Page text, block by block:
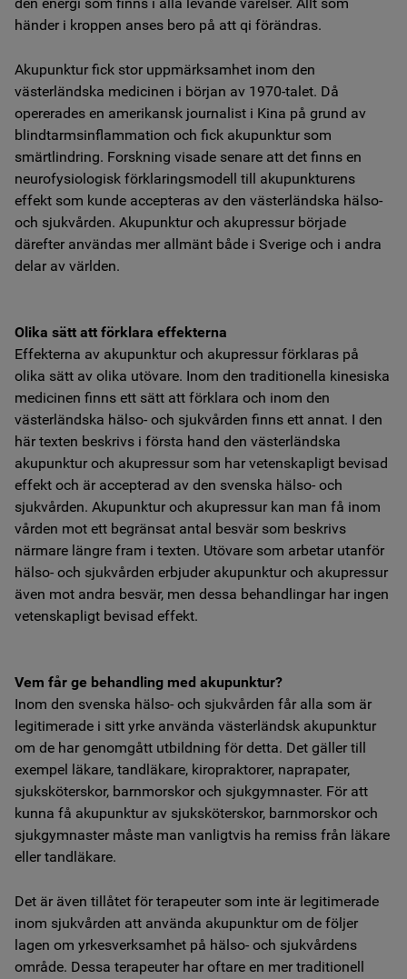
händer i kroppen anses bero på att qi förändras.
Akupunktur fick stor uppmärksamhet inom den
västerländska medicinen i början av 1970-talet. Då
opererades en amerikansk journalist i Kina på grund av
blindtarmsinflammation och fick akupunktur som
smärtlindring. Forskning visade senare att det finns en
neurofysiologisk förklaringsmodell till akupunkturens
effekt som kunde accepteras av den västerländska hälso-
och sjukvården. Akupunktur och akupressur började
därefter användas mer allmänt både i Sverige och i andra
delar av världen.
Olika sätt att förklara effekterna
Effekterna av akupunktur och akupressur förklaras på
olika sätt av olika utövare. Inom den traditionella kinesiska
medicinen finns ett sätt att förklara och inom den
västerländska hälso- och sjukvården finns ett annat. I den
här texten beskrivs i första hand den västerländska
akupunktur och akupressur som har vetenskapligt bevisad
effekt och är accepterad av den svenska hälso- och
sjukvården. Akupunktur och akupressur kan man få inom
vården mot ett begränsat antal besvär som beskrivs
närmare längre fram i texten. Utövare som arbetar utanför
hälso- och sjukvården erbjuder akupunktur och akupressur
även mot andra besvär, men dessa behandlingar har ingen
vetenskapligt bevisad effekt.
Vem får ge behandling med akupunktur?
Inom den svenska hälso- och sjukvården får alla som är
legitimerade i sitt yrke använda västerländsk akupunktur
om de har genomgått utbildning för detta. Det gäller till
exempel läkare, tandläkare, kiropraktorer, naprapater,
sjuksköterskor, barnmorskor och sjukgymnaster. För att
kunna få akupunktur av sjuksköterskor, barnmorskor och
sjukgymnaster måste man vanligtvis ha remiss från läkare
eller tandläkare.
Det är även tillåtet för terapeuter som inte är legitimerade
inom sjukvården att använda akupunktur om de följer
lagen om yrkesverksamhet på hälso- och sjukvårdens
område. Dessa terapeuter har oftare en mer traditionell